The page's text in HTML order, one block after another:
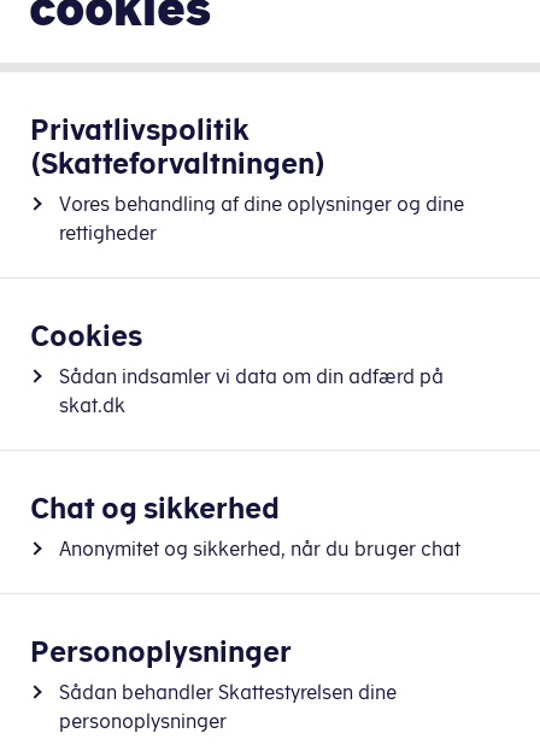
Privatlivspolitik
(Skatteforvaltningen)
Vores behandling af dine oplysninger og dine
rettigheder
Cookies
Sådan indsamler vi data om din adfærd på
skat.dk
Chat og sikkerhed
Anonymitet og sikkerhed, når du bruger chat
Personoplysninger
Sådan behandler Skattestyrelsen dine
personoplysninger